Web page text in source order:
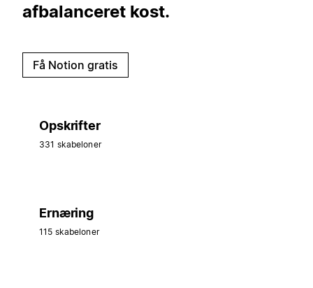
afbalanceret kost.
Få Notion gratis
Opskrifter
331 skabeloner
Ernæring
115 skabeloner